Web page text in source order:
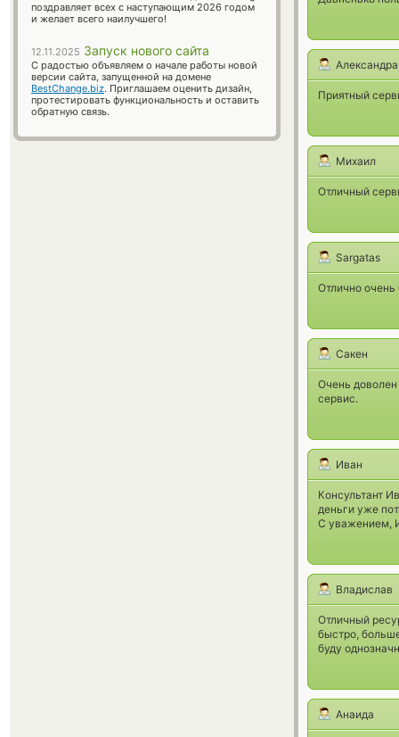
Александра
Приятный
Михаил
Отличный
Sargatas
Отлично очень
Сакен
Очень
сервис.
Иван
Консультант
деньги уже
С уважением,
Владислав
Отличный
быстро,
буду
Анаида
поздравляет всех с наступающим 2026 годом
и желает всего наилучшего!
12.11.2025 Запуск нового сайта
С радостью объявляем о начале работы новой
версии сайта, запущенной на домене
BestChange.biz. Приглашаем оценить дизайн,
протестировать функциональность и оставить
обратную связь.